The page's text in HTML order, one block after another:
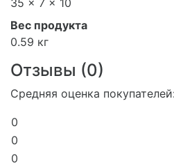
Вес продукта
0.59 кг
Отзывы (0)
Средняя оценка
0
0
0